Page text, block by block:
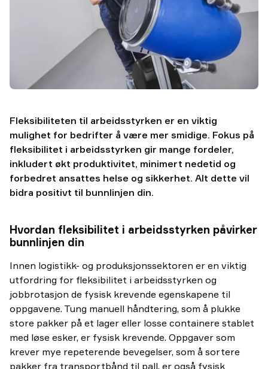
Fleksibiliteten til arbeidsstyrken er en viktig
mulighet for bedrifter å være mer smidige. Fokus på
fleksibilitet i arbeidsstyrken gir mange fordeler,
inkludert økt produktivitet, minimert nedetid og
forbedret ansattes helse og sikkerhet. Alt dette vil
bidra positivt til bunnlinjen din.
Hvordan fleksibilitet i arbeidsstyrken påvirker
bunnlinjen din
Innen logistikk- og produksjonssektoren er en viktig
utfordring for fleksibilitet i arbeidsstyrken og
jobbrotasjon de fysisk krevende egenskapene til
oppgavene. Tung manuell håndtering, som å plukke
store pakker på et lager eller losse containere stablet
med løse esker, er fysisk krevende. Oppgaver som
krever mye repeterende bevegelser, som å sortere
pakker fra transportbånd til pall, er også fysisk